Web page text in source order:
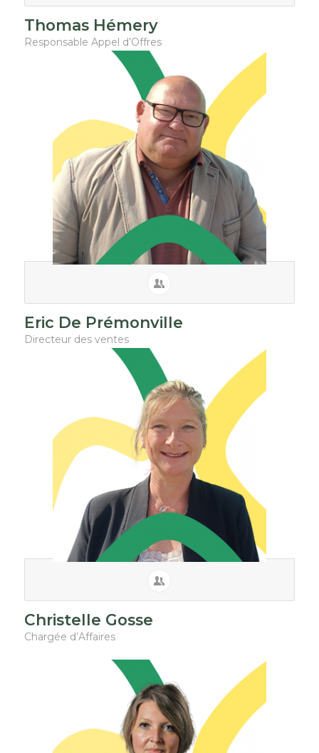
Thomas Hémery
Responsable Appel d’Offres
Eric De Prémonville
Directeur des ventes
Christelle Gosse
Chargée d’Affaires